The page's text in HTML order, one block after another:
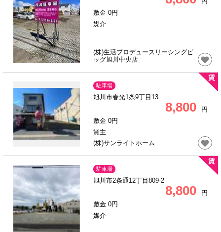
敷金 0円
媒介
(株)生活プロデュースリーシングビ
ッグ旭川中央店
駐車場
旭川市春光1条9丁目13
8,800
円
敷金 0円
貸主
(株)サンライトホーム
駐車場
旭川市2条通12丁目809-2
8,800
円
敷金 0円
媒介